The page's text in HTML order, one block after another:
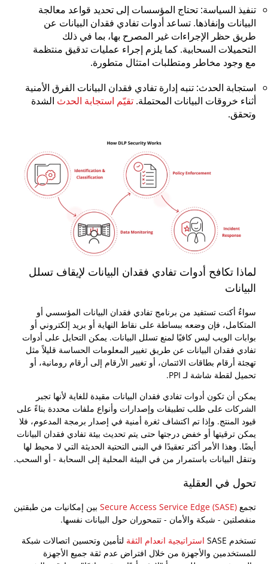
تنفيذ السياسة: تحتاج المؤسسات إلى تحديد قواعد معالجة
البيانات وإنفاذها. تساعد أدوات تفادي فقدان البيانات عن
طريق حظر الإجراءات غير المصرح بها، بما في ذلك
التحميلات السحابية. كما يلزم إجراء عمليات تدقيق منتظمة
مع وجود مخاطر ومتطلبات امتثال متطورة.
استجابة الحدث: تنبه إدارة تفادي فقدان البيانات الفرق الأمنية
أثناء خروقات البيانات المحتملة. تقيّم استجابة الحدث الشدة
وتحقق.
لماذا تكافح أدوات تفادي فقدان البيانات لإيقاف تسلل
البيانات
سواءٌ أكنت تستفيد من برنامج تفادي فقدان البيانات المؤسسي أو
المتكامل، فإن وضعه ببساطة على نقاط النهاية أو بريد إلكتروني أو
بوابات الويب ليس كافيًا لمنع تسلل البيانات. يمكن التحايل على أدوات
تفادي فقدان البيانات عن طريق تغيير المعلومات الحساسة قليلاً مثل
تهجئة أرقام بطاقات الائتمان، أو تغيير الأرقام إلى أرقام رومانية، أو
تحميل لقطة شاشة لـ PPI.
يمكن أن تكون أدوات تفادي فقدان البيانات مقيدة للغاية لأنها تجبر
الشركات على طلب تطبيقات وإصدارات وأنواع ملفات محددة بناءً على
قيود المنتج. وإذا تم اكتشاف ثغرة أمنية في إصدار برمجة المدعوم، فلا
يمكن ترقيتها أو خفض درجتها حتى يتم تحديث بيئة تفادي فقدان البيانات
أيضًا. وهذا الأمر أكثر تعقيدًا في البنى التحتية الحديثة التي لا محيط لها
وتنقل البيانات باستمرار من في البيئة المحلية إلى السحابة - أو السحب.
تحول في العقلية
تجمع Secure Access Service Edge (SASE) بين إمكانيات من طبقتين
منفصلتين - شبكة والأمان - تتمحوران حول البيانات نفسها.
تستخدم SASE
استراتيجية انعدام الثقة لتأمين وتحسين اتصالات شبكة
للمستخدمين والأجهزة من خلال افتراض عدم ثقة جميع الأجهزة